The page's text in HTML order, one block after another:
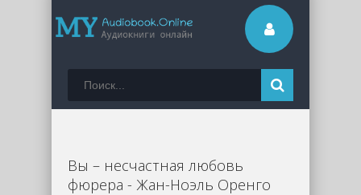
Вы – несчастная любовь
фюрера - Жан-Ноэль Оренго